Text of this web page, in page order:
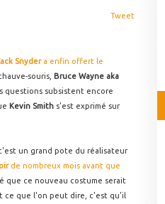
Tweet
Snydera enfin offert le
souris, Bruce Wayne aka
questions subsistent encore
Kevin Smith s'est exprimé sur
un grand pote du réalisateur
de nombreux mois avant que
que ce nouveau costume serait
ce que l'on peut dire, c'est qu'il